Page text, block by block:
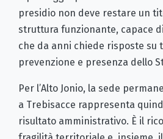
presidio non deve restare un
struttura funzionante, capace
che da anni chiede risposte su
prevenzione e presenza dello
Per l’Alto Jonio, la sede
a Trebisacce rappresenta
risultato amministrativo. È il